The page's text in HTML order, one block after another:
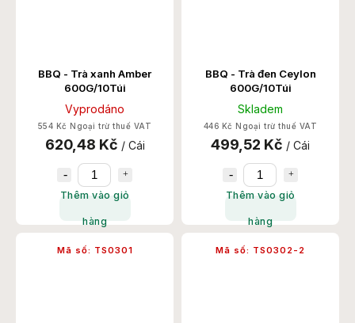
BBQ - Trà xanh Amber
600G/10Túi
Vyprodáno
554 Kč Ngoại trừ thuế VAT
620,48 Kč / Cái
Thêm vào giỏ
hàng
BBQ - Trà đen Ceylon
600G/10Túi
Skladem
446 Kč Ngoại trừ thuế VAT
499,52 Kč / Cái
Thêm vào giỏ
hàng
Mã số: TS0301 Mã số: TS0302-2